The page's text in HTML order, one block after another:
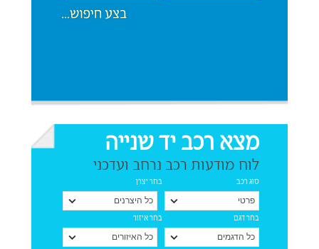
מצא רכב יד שנייה
לוח מודעות רכב נרחב ועדכני
סוג רכב בחר יצרן
בחר דגם בחר איזור